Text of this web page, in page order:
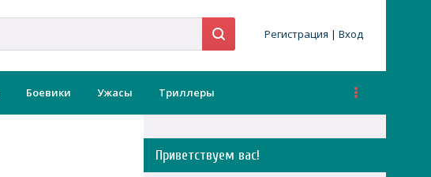
Регистрация | Вход
Боевики Ужасы Триллеры
Приветствуем вас!